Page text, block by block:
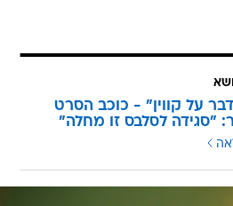
על קווין" - כוכב הסרט
"סגידה לסלבס זו מחלה"